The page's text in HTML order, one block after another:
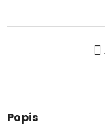
Popis